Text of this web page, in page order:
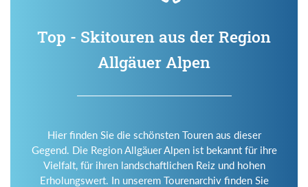
Top - Skitouren aus der Region
Allgäuer Alpen
Hier finden Sie die schönsten Touren aus dieser
Gegend. Die Region Allgäuer Alpen ist bekannt für ihre
Vielfalt, für ihren landschaftlichen Reiz und hohen
Erholungswert. In unserem Tourenarchiv finden Sie